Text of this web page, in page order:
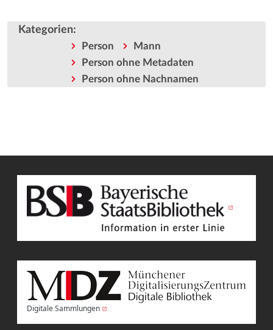
Kategorien:
Person
Mann
Person ohne Metadaten
Person ohne Nachnamen
Digitale Sammlungen